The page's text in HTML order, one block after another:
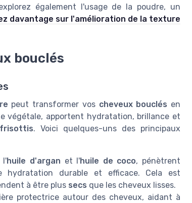
également l'usage de la poudre, un
davantage sur l'amélioration de la texture
bouclés
peut transformer vos cheveux bouclés en
végétale, apportent hydratation, brillance et
frisottis. Voici quelques-uns des principaux
l'huile d'argan et l'huile de coco, pénètrent
hydratation durable et efficace. Cela est
à être plus secs que les cheveux lisses.
protectrice autour des cheveux, aidant à